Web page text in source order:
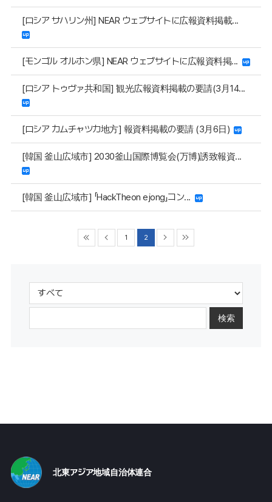
[ロシア サハリン州] NEAR ウェブサイトに広報資料掲載...
[モンゴル オルホン県] NEAR ウェブサイトに広報資料掲...
[ロシア トゥヴァ共和国] 観光広報資料掲載の要請(3月14...
[ロシア カムチャツカ地方] 報資料掲載の要請 (3月6日)
[韓国 釜山広域市] 2030釜山国際博覧会(万博)誘致報資...
[韓国 釜山広域市] 「HackTheon ejong」コン...
1 2
検索
北東アジア地域自治体連合